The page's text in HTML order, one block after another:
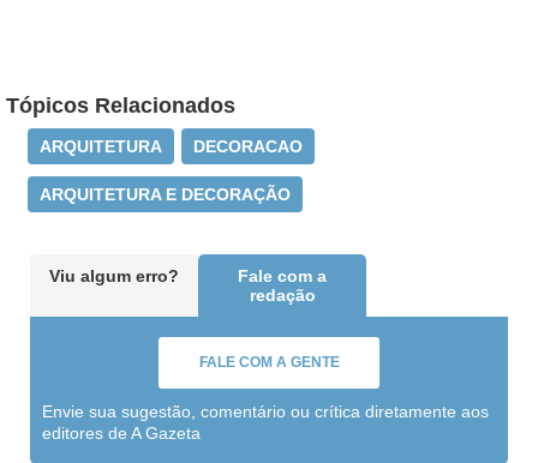
Tópicos Relacionados
ARQUITETURA DECORACAO
ARQUITETURA E DECORAÇÃO
Viu algum erro?
Fale com a
redação
FALE COM A GENTE
Envie sua sugestão, comentário ou crítica diretamente aos
editores de A Gazeta